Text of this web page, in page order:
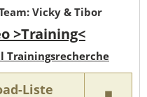
Vicky & Tibor
>Training<
Trainingsrecherche
Liste